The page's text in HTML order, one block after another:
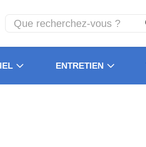
ENTRETIEN